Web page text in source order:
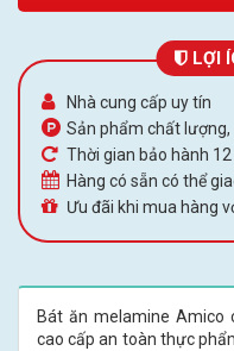
LỢI
Nhà cung cấp uy tín
Sản phẩm chất lượng,
Thời gian bảo hành
Hàng có sẵn có thể
Ưu đãi khi mua hàng
Bát ăn melamine Amico
cao cấp an toàn thực